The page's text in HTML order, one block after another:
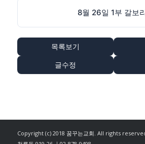
8월 26일 1부 갈보
목록보기
글수정
Copyright (c) 2018 꿈꾸는교회. All rights